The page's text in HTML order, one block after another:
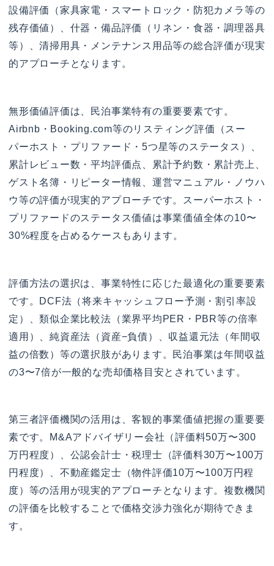
設備評価（家具家電・スマートロック・防犯カメラ等の
残存価値）、什器・備品評価（リネン・食器・調理器具
等）、清掃用具・メンテナンス用品等の総合評価が現実
的アプローチとなります。
無形価値評価は、民泊事業特有の重要要素です。
Airbnb・Booking.com等のリスティング評価（スー
パーホスト・プリファード・5つ星等のステータス）、
累計レビュー数・平均評価点、累計予約数・累計売上、
ゲスト名簿・リピーター情報、運営マニュアル・ノウハ
ウ等の評価が現実的アプローチです。スーパーホスト・
プリファードのステータス価値は事業価値全体の10〜
30%程度を占めるケースもあります。
評価方法の選択は、事業特性に応じた最適化の重要要素
です。DCF法（将来キャッシュフロー予測・割引率設
定）、類似企業比較法（業界平均PER・PBR等の倍率
適用）、純資産法（資産−負債）、収益還元法（年間収
益の倍数）等の選択肢があります。民泊事業は年間収益
の3〜7倍が一般的な売却価格目安とされています。
第三者評価機関の活用は、客観的事業価値把握の重要要
素です。M&Aアドバイザリー会社（評価料50万〜300
万円程度）、公認会計士・税理士（評価料30万〜100万
円程度）、不動産鑑定士（物件評価10万〜100万円程
度）等の活用が現実的アプローチとなります。複数機関
の評価を比較することで価格交渉力強化が期待できま
す。